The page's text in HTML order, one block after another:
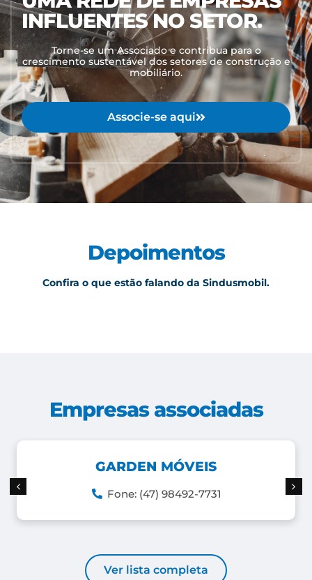
INFLUENTES NO SETOR.
Torne-se um Associado e contribua para o
crescimento sustentável dos setores de construção e
mobiliário.
Associe-se aqui
Depoimentos
Confira o que estão falando da Sindusmobil.
Empresas associadas
GARDEN MÓVEIS
Fone: (47) 98492-7731
Ver lista completa